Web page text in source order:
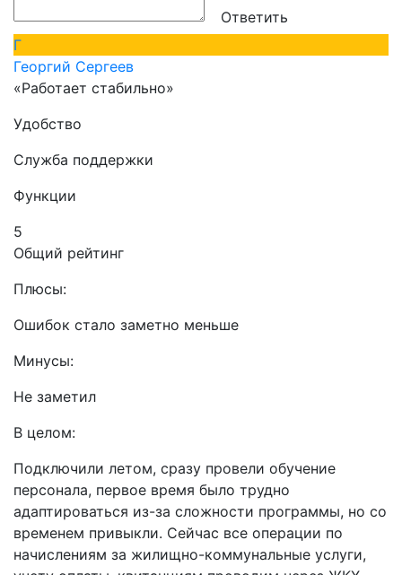
Ответить
Г
Георгий Сергеев
«Работает стабильно»
Удобство
Служба поддержки
Функции
5
Общий рейтинг
Плюсы:
Ошибок стало заметно меньше
Минусы:
Не заметил
В целом:
Подключили летом, сразу провели обучение
персонала, первое время было трудно
адаптироваться из-за сложности программы, но со
временем привыкли. Сейчас все операции по
начислениям за жилищно-коммунальные услуги,